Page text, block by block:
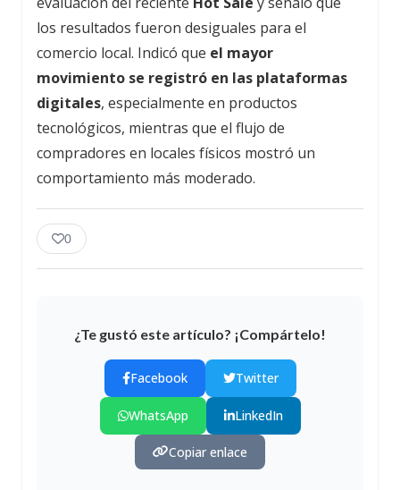
los resultados fueron desiguales para el
comercio local. Indicó que el mayor
movimiento se registró en las plataformas
digitales, especialmente en productos
tecnológicos, mientras que el flujo de
compradores en locales físicos mostró un
comportamiento más moderado.
0
¿Te gustó este artículo? ¡Compártelo!
Facebook Twitter
WhatsApp LinkedIn
Copiar enlace